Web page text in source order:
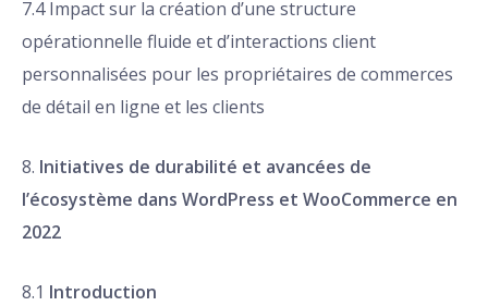
7.4 Impact sur la création d’une structure
opérationnelle fluide et d’interactions client
personnalisées pour les propriétaires de commerces
de détail en ligne et les clients
8. Initiatives de durabilité et avancées de
l’écosystème dans WordPress et WooCommerce en
2022
8.1 Introduction